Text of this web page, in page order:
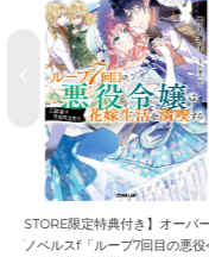
【STORE限定特典付き】オーバ
プノベルスf「ループ7回目の悪